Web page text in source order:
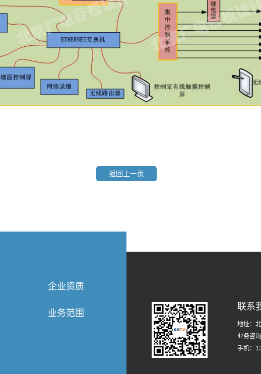
返回上一页
企业资质
业务范围
联系
地址：
业务咨询
手机：